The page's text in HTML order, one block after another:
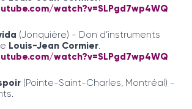
watch?v=SLPgd7wp4WQ
(Jonquière) - Don d’instruments
Louis-Jean Cormier.
watch?v=SLPgd7wp4WQ
(Pointe-Saint-Charles, Montréal) -